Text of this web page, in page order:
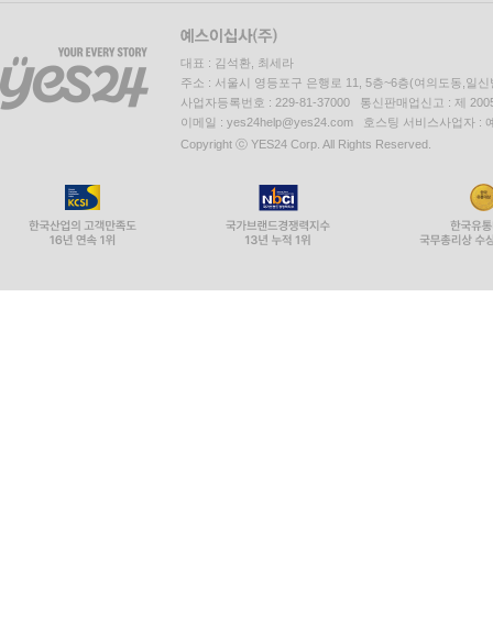
대표 : 김석환, 최세라
주소 : 서울시 영등포구 은행로 11, 5층~6층(여의도동,일신
사업자등록번호 : 229-81-37000 통신판매업신고 : 제
이메일 : yes24help@yes24.com 호스팅 서비스사업자 :
Copyright ⓒ YES24 Corp. All Rights Reserved.